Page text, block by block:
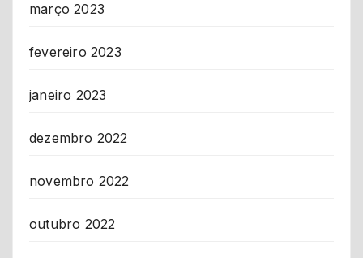
março 2023
fevereiro 2023
janeiro 2023
dezembro 2022
novembro 2022
outubro 2022